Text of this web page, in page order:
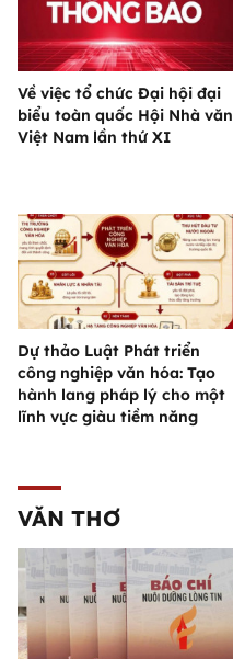
Về việc tổ chức Đại hội đại
biểu toàn quốc Hội Nhà văn
Việt Nam lần thứ XI
Dự thảo Luật Phát triển
công nghiệp văn hóa: Tạo
hành lang pháp lý cho một
lĩnh vực giàu tiềm năng
VĂN THƠ